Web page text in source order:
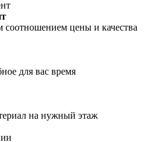
цены и качества
для вас время
на нужный этаж